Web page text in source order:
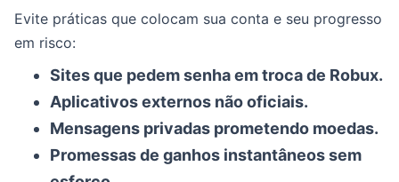
Evite práticas que colocam sua conta e seu progresso
em risco:
Sites que pedem senha em troca de Robux.
Aplicativos externos não oficiais.
Mensagens privadas prometendo moedas.
Promessas de ganhos instantâneos sem